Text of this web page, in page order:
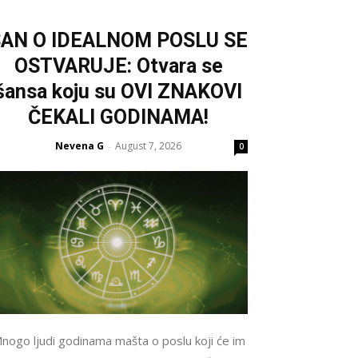
O IDEALNOM POSLU SE
OSTVARUJE: Otvara se
koju su OVI ZNAKOVI
ČEKALI GODINAMA!
Nevena G - August 7, 2026 0
ljudi godinama mašta o poslu koji će im